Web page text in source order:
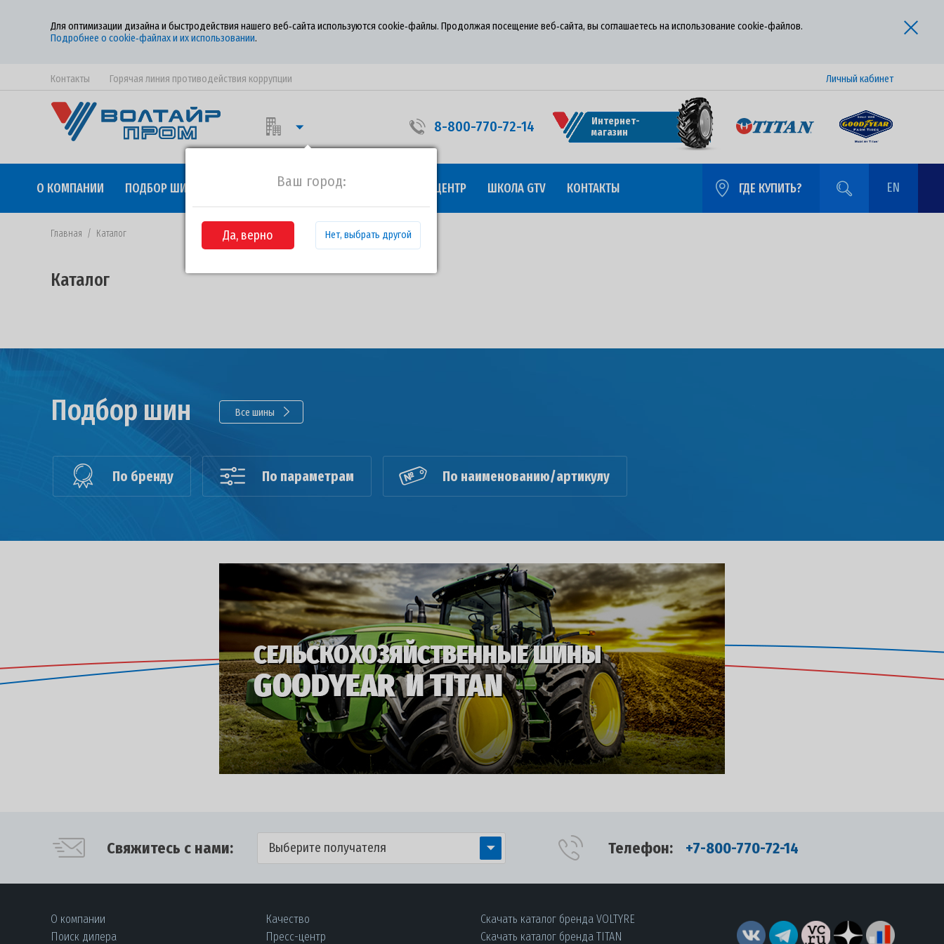
Для оптимизации дизайна и быстродействия нашего веб‑сайта используются cookie‑файлы. Продолжая посещение веб‑сайта, вы соглашаетесь на использование cookie‑файлов.
Подробнее о cookie‑файлах и их использовании.
Контакты Горячая линия противодействия коррупции Личный кабинет
Ваш город:
Да, верно Нет, выбрать другой
8-800-770-72-14
Интернет-
магазин
О КОМПАНИИ ПОДБОР ШИН СОТРУДНИЧЕСТВО ПРЕСС-ЦЕНТР ШКОЛА GTV КОНТАКТЫ ГДЕ КУПИТЬ? EN
Главная / Каталог
Каталог
Подбор шин Все шины
По бренду По параметрам По наименованию/артикулу
Свяжитесь с нами: Выберите получателя Телефон: +7-800-770-72-14
О компании
Поиск дилера
Качество
Пресс-центр
Скачать каталог бренда VOLTYRE
Скачать каталог бренда TITAN